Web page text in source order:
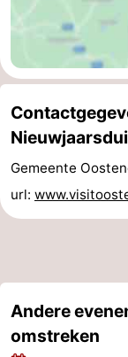
Westende
-
Nieuwpoort
-
Oostduinkerke
-
Koksijde
-
De
-
Gemeente
url:
Andere
omstreken